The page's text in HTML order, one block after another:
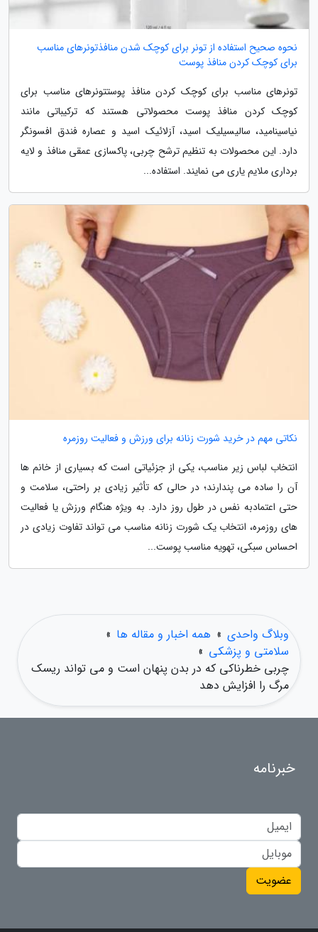
نحوه صحیح استفاده از تونر برای کوچک شدن منافذتونرهای مناسب
برای کوچک کردن منافذ پوست
تونرهای مناسب برای کوچک کردن منافذ پوستتونرهای مناسب برای
کوچک کردن منافذ پوست محصولاتی هستند که ترکیباتی مانند
نیاسینامید، سالیسیلیک اسید، آزلائیک اسید و عصاره فندق افسونگر
دارد. این محصولات به تنظیم ترشح چربی، پاکسازی عمقی منافذ و لایه
برداری ملایم یاری می نمایند. استفاده...
نکاتی مهم در خرید شورت زنانه برای ورزش و فعالیت روزمره
انتخاب لباس زیر مناسب، یکی از جزئیاتی است که بسیاری از خانم ها
آن را ساده می پندارند؛ در حالی که تأثیر زیادی بر راحتی، سلامت و
حتی اعتمادبه نفس در طول روز دارد. به ویژه هنگام ورزش یا فعالیت
های روزمره، انتخاب یک شورت زنانه مناسب می تواند تفاوت زیادی در
احساس سبکی، تهویه مناسب پوست...
وبلاگ واحدی » همه اخبار و مقاله ها »
سلامتی و پزشکی »
چربی خطرناکی که در بدن پنهان است و می تواند ریسک
مرگ را افزایش دهد
خبرنامه
عضویت